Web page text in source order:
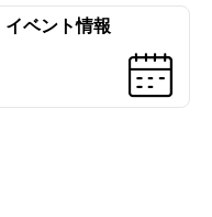
イベント情報